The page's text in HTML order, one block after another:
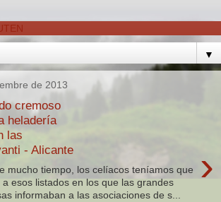
▼
de 2013
cremoso
heladería
las
- Alicante
›
mucho tiempo, los celíacos teníamos que
a esos listados en los que las grandes
informaban a las asociaciones de s...